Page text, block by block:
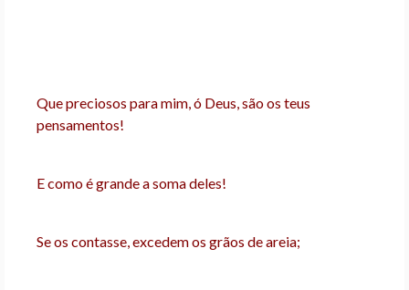
Que preciosos para mim, ó Deus, são os teus
pensamentos!
E como é grande a soma deles!
Se os contasse, excedem os grãos de areia;